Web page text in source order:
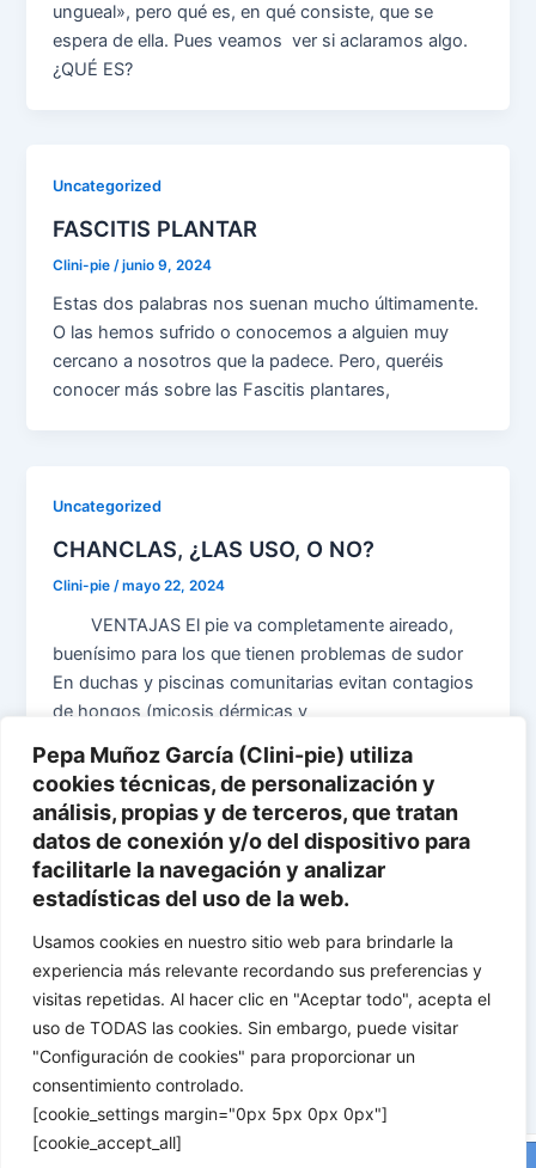
Pepa Muñoz García (Clini-pie) utiliza
cookies técnicas, de personalización y
análisis, propias y de terceros, que tratan
datos de conexión y/o del dispositivo para
facilitarle la navegación y analizar
estadísticas del uso de la web.
Usamos cookies en nuestro sitio web para brindarle la
experiencia más relevante recordando sus preferencias y
visitas repetidas. Al hacer clic en "Aceptar todo", acepta el
uso de TODAS las cookies. Sin embargo, puede visitar
"Configuración de cookies" para proporcionar un
consentimiento controlado.
[cookie_settings margin="0px 5px 0px 0px"]
[cookie_accept_all]
ungueal», pero qué es, en qué consiste, que se
espera de ella. Pues veamos ver si aclaramos algo.
¿QUÉ ES?
Uncategorized
FASCITIS PLANTAR
Clini-pie /junio 9, 2024
Estas dos palabras nos suenan mucho últimamente.
O las hemos sufrido o conocemos a alguien muy
cercano a nosotros que la padece. Pero, queréis
conocer más sobre las Fascitis plantares,
Uncategorized
CHANCLAS, ¿LAS USO, O NO?
Clini-pie/mayo 22, 2024
VENTAJAS El pie va completamente aireado,
buenísimo para los que tienen problemas de sudor
En duchas y piscinas comunitarias evitan contagios
de hongos (micosis dérmicas y
Uncategorized
AMPOLLAS Y LA PRÁCTICA DEPORTIVA
Clini-pie/mayo 7, 2024
Ahora que estamos en temporada deportiva con
bastante calor, uno de los principales problemas en
los pies son las temidas ampollas. Suelen aparecer
por un exceso de sudor y calor,